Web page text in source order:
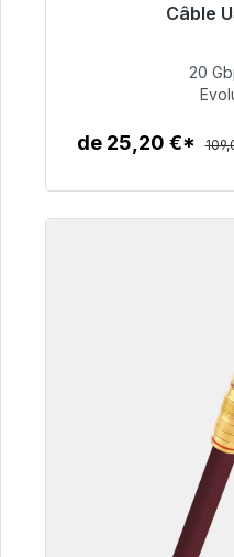
Câble
20
de 25,20 €*